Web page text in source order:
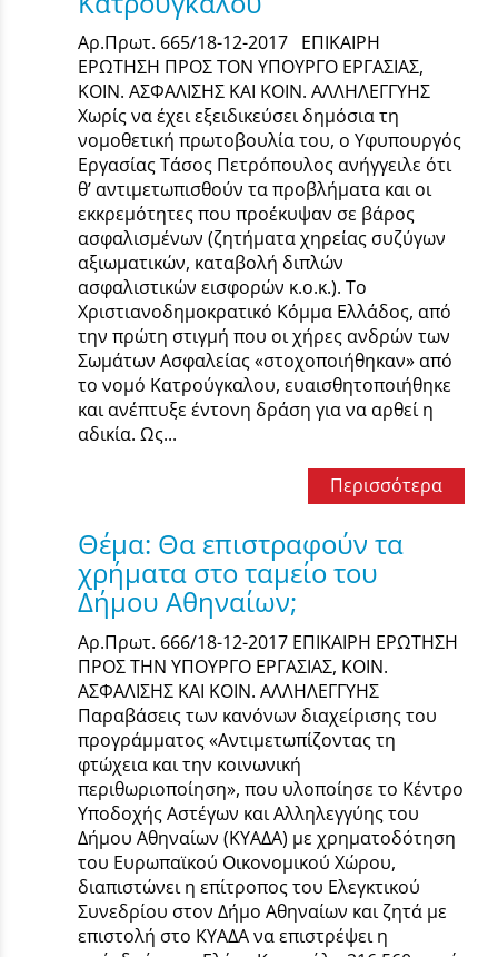
Αρ.Πρωτ. 665/18-12-2017 ΕΠΙΚΑΙΡΗ
ΕΡΩΤΗΣΗ ΠΡΟΣ ΤΟΝ ΥΠΟΥΡΓΟ ΕΡΓΑΣΙΑΣ,
ΚΟΙΝ. ΑΣΦΑΛΙΣΗΣ ΚΑΙ ΚΟΙΝ. ΑΛΛΗΛΕΓΓΥΗΣ
Χωρίς να έχει εξειδικεύσει δημόσια τη
νομοθετική πρωτοβουλία του, ο Υφυπουργός
Εργασίας Τάσος Πετρόπουλος ανήγγειλε ότι
θ’ αντιμετωπισθούν τα προβλήματα και οι
εκκρεμότητες που προέκυψαν σε βάρος
ασφαλισμένων (ζητήματα χηρείας συζύγων
αξιωματικών, καταβολή διπλών
ασφαλιστικών εισφορών κ.ο.κ.). Το
Χριστιανοδημοκρατικό Κόμμα Ελλάδος, από
την πρώτη στιγμή που οι χήρες ανδρών των
Σωμάτων Ασφαλείας «στοχοποιήθηκαν» από
το νομό Κατρούγκαλου, ευαισθητοποιήθηκε
και ανέπτυξε έντονη δράση για να αρθεί η
αδικία. Ως...
Περισσότερα
Θέμα: Θα επιστραφούν τα
χρήματα στο ταμείο του
Δήμου Αθηναίων;
Αρ.Πρωτ. 666/18-12-2017 ΕΠΙΚΑΙΡΗ ΕΡΩΤΗΣΗ
ΠΡΟΣ ΤHΝ ΥΠΟΥΡΓΟ ΕΡΓΑΣΙΑΣ, ΚΟΙΝ.
ΑΣΦΑΛΙΣΗΣ ΚΑΙ ΚΟΙΝ. ΑΛΛΗΛΕΓΓΥΗΣ
Παραβάσεις των κανόνων διαχείρισης του
προγράμματος «Αντιμετωπίζοντας τη
φτώχεια και την κοινωνική
περιθωριοποίηση», που υλοποίησε το Κέντρο
Υποδοχής Αστέγων και Αλληλεγγύης του
Δήμου Αθηναίων (ΚΥΑΔΑ) με χρηματοδότηση
του Ευρωπαϊκού Οικονομικού Χώρου,
διαπιστώνει η επίτροπος του Ελεγκτικού
Συνεδρίου στον Δήμο Αθηναίων και ζητά με
επιστολή στο ΚΥΑΔΑ να επιστρέψει η